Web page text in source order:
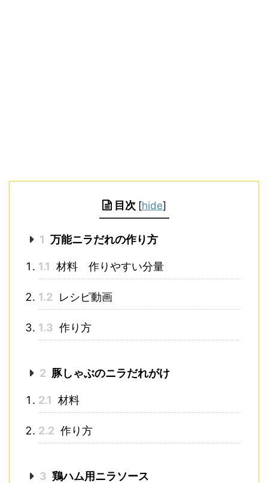
目次 [hide]
1 万能ニラだれの作り方
1.1 材料 作りやすい分量
1.2 レシピ動画
1.3 作り方
2 豚しゃぶのニラだれがけ
2.1 材料
2.2 作り方
3 鶏ハム用ニラソース